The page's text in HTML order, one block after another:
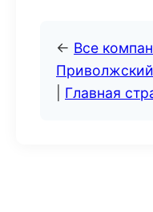
← Все
Главная